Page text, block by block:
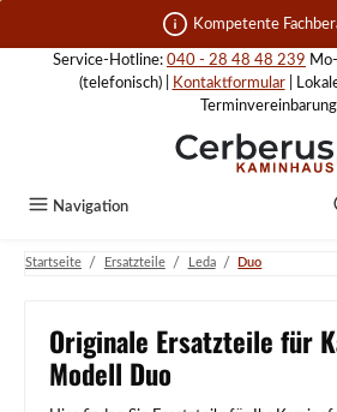
Zum Hauptinhalt springen Kompetente
Service-Hotline: 040 - 28 48 48 239
(telefonisch) |
Kontaktformular|
Terminvereinbarung
Navigation
Startseite / Ersatzteile / Leda / Duo
Originale Ersatzteile für
Modell Duo